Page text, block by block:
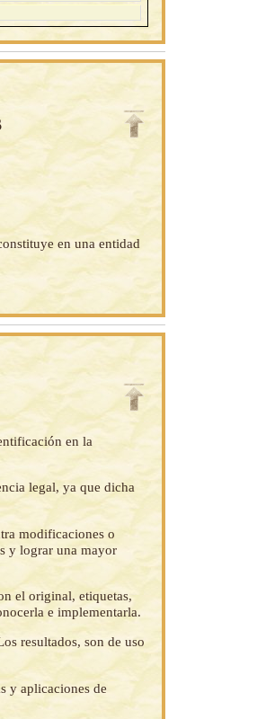
en una entidad
en la
legal, ya que dicha
modificaciones o
y lograr una mayor
el original, etiquetas,
e implementarla.
resultados, son de uso
y aplicaciones de